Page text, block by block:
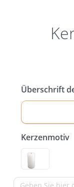
Überschrift
Kerzenmotiv